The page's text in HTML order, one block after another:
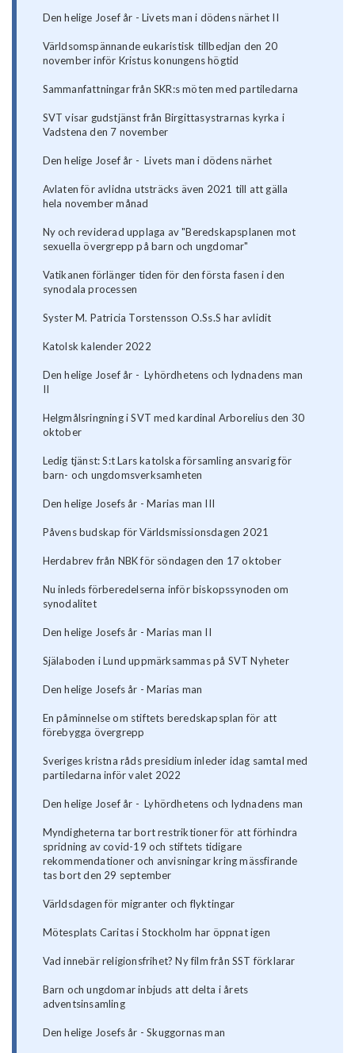
Den helige Josef år - Livets man i dödens närhet II
Världsomspännande eukaristisk tillbedjan den 20
november inför Kristus konungens högtid
Sammanfattningar från SKR:s möten med partiledarna
SVT visar gudstjänst från Birgittasystrarnas kyrka i
Vadstena den 7 november
Den helige Josef år - Livets man i dödens närhet
Avlaten för avlidna utsträcks även 2021 till att gälla
hela november månad
Ny och reviderad upplaga av "Beredskapsplanen mot
sexuella övergrepp på barn och ungdomar"
Vatikanen förlänger tiden för den första fasen i den
synodala processen
Syster M. Patricia Torstensson O.Ss.S har avlidit
Katolsk kalender 2022
Den helige Josef år - Lyhördhetens och lydnadens man
II
Helgmålsringning i SVT med kardinal Arborelius den 30
oktober
Ledig tjänst: S:t Lars katolska församling ansvarig för
barn- och ungdomsverksamheten
Den helige Josefs år - Marias man III
Påvens budskap för Världsmissionsdagen 2021
Herdabrev från NBK för söndagen den 17 oktober
Nu inleds förberedelserna inför biskopssynoden om
synodalitet
Den helige Josefs år - Marias man II
Själaboden i Lund uppmärksammas på SVT Nyheter
Den helige Josefs år - Marias man
En påminnelse om stiftets beredskapsplan för att
förebygga övergrepp
Sveriges kristna råds presidium inleder idag samtal med
partiledarna inför valet 2022
Den helige Josef år - Lyhördhetens och lydnadens man
Myndigheterna tar bort restriktioner för att förhindra
spridning av covid-19 och stiftets tidigare
rekommendationer och anvisningar kring mässfirande
tas bort den 29 september
Världsdagen för migranter och flyktingar
Mötesplats Caritas i Stockholm har öppnat igen
Vad innebär religionsfrihet? Ny film från SST förklarar
Barn och ungdomar inbjuds att delta i årets
adventsinsamling
Den helige Josefs år - Skuggornas man